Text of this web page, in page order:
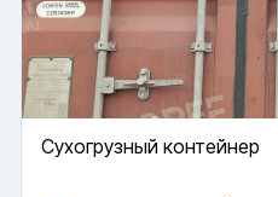
Cухогрузный контейнер